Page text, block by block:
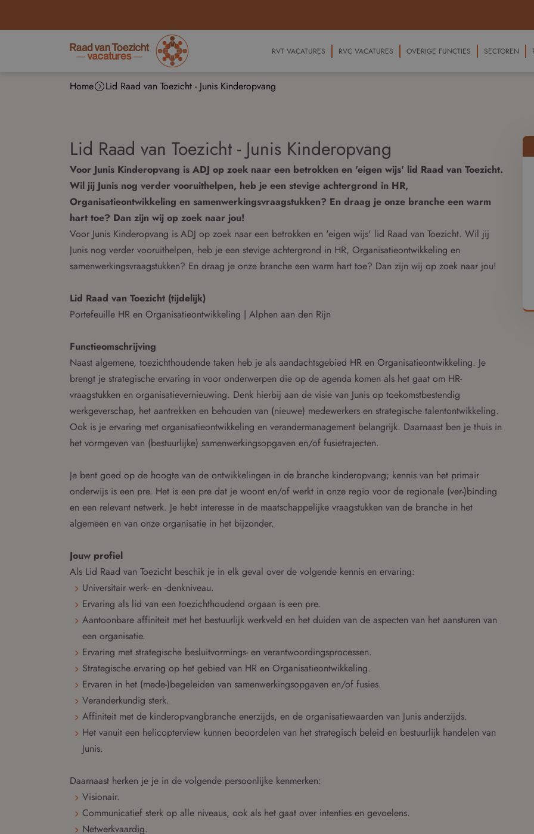
RVT VACATURES RVC VACATURES OVERIGE FUNCTIES SECTOREN
Home Lid Raad van Toezicht - Junis Kinderopvang
Lid Raad van Toezicht - Junis Kinderopvang
Voor Junis Kinderopvang is ADJ op zoek naar een betrokken en 'eigen wijs' lid Raad van Toezicht.
Wil jij Junis nog verder vooruithelpen, heb je een stevige achtergrond in HR,
Organisatieontwikkeling en samenwerkingsvraagstukken? En draag je onze branche een warm
hart toe? Dan zijn wij op zoek naar jou!
Voor Junis Kinderopvang is ADJ op zoek naar een betrokken en 'eigen wijs' lid Raad van Toezicht. Wil jij
Junis nog verder vooruithelpen, heb je een stevige achtergrond in HR, Organisatieontwikkeling en
samenwerkingsvraagstukken? En draag je onze branche een warm hart toe? Dan zijn wij op zoek naar jou!
Lid Raad van Toezicht (tijdelijk)
Portefeuille HR en Organisatieontwikkeling | Alphen aan den Rijn
Functieomschrijving
Naast algemene, toezichthoudende taken heb je als aandachtsgebied HR en Organisatieontwikkeling. Je
brengt je strategische ervaring in voor onderwerpen die op de agenda komen als het gaat om HR-
vraagstukken en organisatievernieuwing. Denk hierbij aan de visie van Junis op toekomstbestendig
werkgeverschap, het aantrekken en behouden van (nieuwe) medewerkers en strategische talentontwikkeling.
Ook is je ervaring met organisatieontwikkeling en verandermanagement belangrijk. Daarnaast ben je thuis in
het vormgeven van (bestuurlijke) samenwerkingsopgaven en/of fusietrajecten.
Je bent goed op de hoogte van de ontwikkelingen in de branche kinderopvang; kennis van het primair
onderwijs is een pre. Het is een pre dat je woont en/of werkt in onze regio voor de regionale (ver-)binding
en een relevant netwerk. Je hebt interesse in de maatschappelijke vraagstukken van de branche in het
algemeen en van onze organisatie in het bijzonder.
Jouw profiel
Als Lid Raad van Toezicht beschik je in elk geval over de volgende kennis en ervaring:
Universitair werk- en -denkniveau.
Ervaring als lid van een toezichthoudend orgaan is een pre.
Aantoonbare affiniteit met het bestuurlijk werkveld en het duiden van de aspecten van het aansturen van
een organisatie.
Ervaring met strategische besluitvormings- en verantwoordingsprocessen.
Strategische ervaring op het gebied van HR en Organisatieontwikkeling.
Ervaren in het (mede-)begeleiden van samenwerkingsopgaven en/of fusies.
Veranderkundig sterk.
Affiniteit met de kinderopvangbranche enerzijds, en de organisatiewaarden van Junis anderzijds.
Het vanuit een helicopterview kunnen beoordelen van het strategisch beleid en bestuurlijk handelen van
Junis.
Daarnaast herken je je in de volgende persoonlijke kenmerken:
Visionair.
Communicatief sterk op alle niveaus, ook als het gaat over intenties en gevoelens.
Netwerkvaardig.